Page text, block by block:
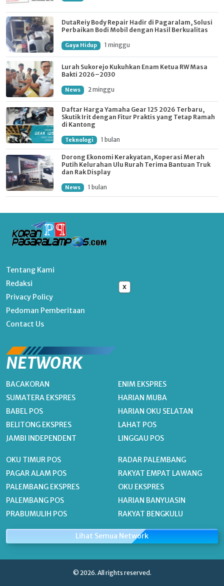
DutaReiy Body Repair Hadir di Pagaralam, Solusi
Perbaikan Bodi Mobil dengan Hasil Berkualitas
Gaya Hidup 1 minggu
Lurah Sukorejo Kukuhkan Enam Ketua RW Masa
Bakti 2026–2030
News 2 minggu
Daftar Harga Yamaha Gear 125 2026 Terbaru,
Skutik Irit dengan Fitur Praktis yang Tetap Ramah
di Kantong
Teknologi 1 bulan
Dorong Ekonomi Kerakyatan, Koperasi Merah
Putih Kelurahan Ulu Rurah Terima Bantuan Truk
dan Rak Display
News 1 bulan
x
Tentang Kami
Redaksi
Privacy Policy
Pedoman Pemberitaan
Contact Us
NETWORK
BACAKORAN
SUMATERA EKSPRES
BABEL POS
BELITONG EKSPRES
JAMBI INDEPENDENT
ENIM EKSPRES
HARIAN MUBA
HARIAN OKU SELATAN
LAHAT POS
LINGGAU POS
OKU TIMUR POS
PAGAR ALAM POS
PALEMBANG EKSPRES
PALEMBANG POS
PRABUMULIH POS
RADAR PALEMBANG
RAKYAT EMPAT LAWANG
OKU EKSPRES
HARIAN BANYUASIN
RAKYAT BENGKULU
Lihat Semua Network
© 2026. All rights reserved.